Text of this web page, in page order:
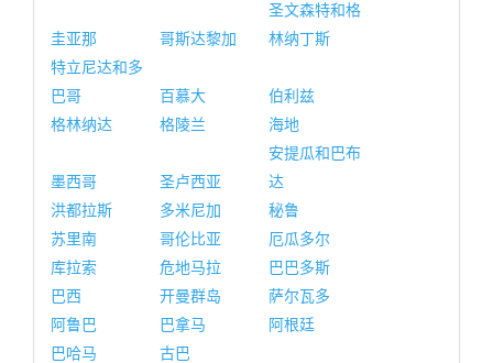
圭亚那 哥斯达黎加
圣文森特和格
林纳丁斯
特立尼达和多
巴哥
百慕大
伯利兹
格林纳达
格陵兰 海地
墨西哥 圣卢西亚
安提瓜和巴布
达
洪都拉斯
多米尼加
秘鲁
苏里南
哥伦比亚
厄瓜多尔
库拉索
危地马拉
巴巴多斯
巴西
开曼群岛
萨尔瓦多
阿鲁巴
巴拿马
阿根廷
巴哈马
古巴